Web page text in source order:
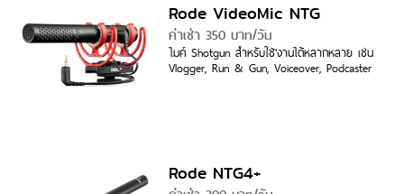
Rode VideoMic NTG
ค่าเช่า 350 บาท/วัน
ไมค์ Shotgun สำหรับใช้'งานได้หลากหลาย เช่น
Vlogger, Run & Gun, Voiceover, Podcaster
Rode NTG4+